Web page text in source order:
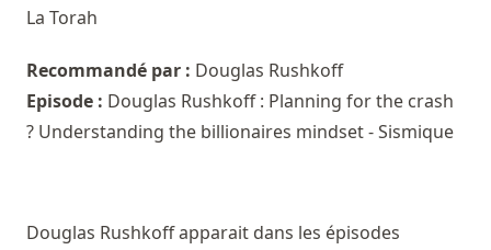
La Torah
Recommandé par : Douglas Rushkoff
Episode : Douglas Rushkoff : Planning for the crash
? Understanding the billionaires mindset - Sismique
Douglas Rushkoff apparait dans les épisodes